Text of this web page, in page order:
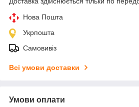
Нова Пошта
Укрпошта
Самовивіз
Всі умови доставки
Умови оплати